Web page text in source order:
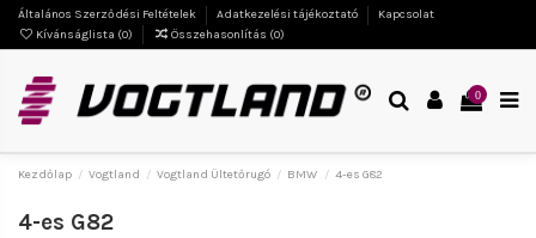
Általános Szerződési Feltételek Adatkezelési tájékoztató
Kapcsolat
Kívánságlista (0) Összehasonlítás (0)
0
Kezdőlap Vogtland Vogtland Ültetőrugó BMW 4-es G82
4-es G82